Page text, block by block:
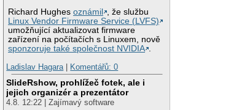
Richard Hughesoznámil
, že službu
Linux Vendor Firmware Service (LVFS)
umožňující aktualizovat firmware
zařízení na počítačích s Linuxem, nově
sponzoruje také společnost NVIDIA .
Ladislav Hagara | Komentářů: 0
SlideRshow, prohlížeč fotek, ale i
jejich organizér a prezentátor
4.8. 12:22 | Zajímavý software